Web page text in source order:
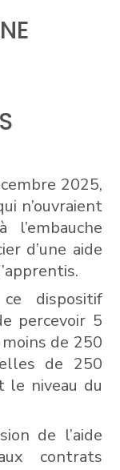
2025,
n’ouvraient
d’une aide
dispositif
percevoir 5
de 250
de 250
le niveau du
de l’aide
contrats